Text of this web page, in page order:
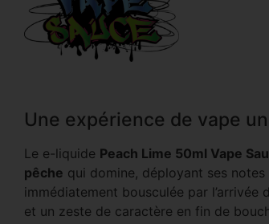
Une expérience de vape
Le e-liquide Peach Lime 50ml Vape
pêche qui domine, déployant ses
immédiatement bousculée par l’arrivée
et un zeste de caractère en fin de